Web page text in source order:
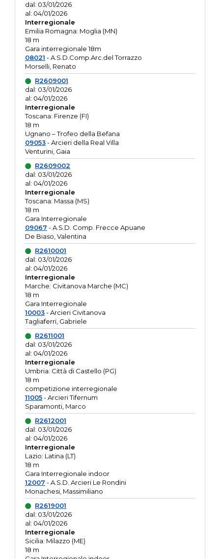
dal: 03/01/2026
al: 04/01/2026
Interregionale
Emilia Romagna: Moglia (MN)
18 m
Gara interregionale 18m
08021 - A.S.D.Comp.Arc.del Torrazzo
Morselli, Renato
R2609001
dal: 03/01/2026
al: 04/01/2026
Interregionale
Toscana: Firenze (FI)
18 m
Ugnano – Trofeo della Befana
09053- Arcieri della Real Villa
Venturini, Gaia
R2609002
dal: 03/01/2026
al: 04/01/2026
Interregionale
Toscana: Massa (MS)
18 m
Gara Interregionale
09067 - A.S.D. Comp. Frecce Apuane
De Biaso, Valentina
R2610001
dal: 03/01/2026
al: 04/01/2026
Interregionale
Marche: Civitanova Marche (MC)
18 m
Gara Interregionale
10003- Arcieri Civitanova
Tagliaferri, Gabriele
R2611001
dal: 03/01/2026
al: 04/01/2026
Interregionale
Umbria: Città di Castello (PG)
18 m
competizione interregionale
11005- Arcieri Tifernum
Sparamonti, Marco
R2612001
dal: 03/01/2026
al: 04/01/2026
Interregionale
Lazio: Latina (LT)
18 m
Gara Interregionale indoor
12007 - A.S.D. Arcieri Le Rondini
Monachesi, Massimiliano
R2619001
dal: 03/01/2026
al: 04/01/2026
Interregionale
Sicilia: Milazzo (ME)
18 m